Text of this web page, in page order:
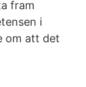
fram
i
om att det